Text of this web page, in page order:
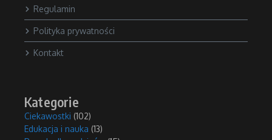
Regulamin
Polityka prywatności
Kontakt
Kategorie
Ciekawostki (102)
Edukacja i nauka (13)